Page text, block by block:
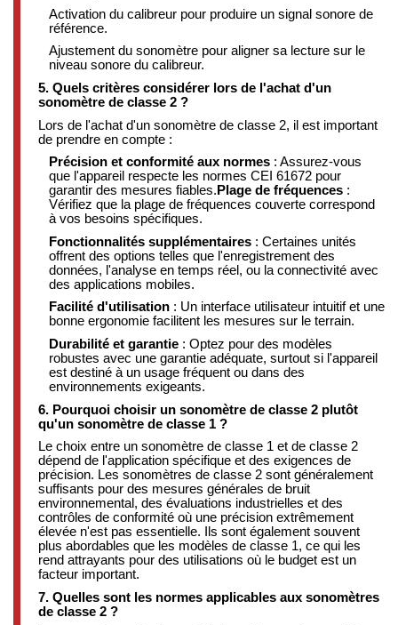
Activation du calibreur pour produire un signal sonore de
référence.
Ajustement du sonomètre pour aligner sa lecture sur le
niveau sonore du calibreur.
5. Quels critères considérer lors de l'achat d'un
sonomètre de classe 2 ?
Lors de l'achat d'un sonomètre de classe 2, il est important
de prendre en compte :
Précision et conformité aux normes: Assurez-vous
que l'appareil respecte les normes CEI 61672 pour
garantir des mesures fiables.Plage de fréquences:
Vérifiez que la plage de fréquences couverte correspond
à vos besoins spécifiques.
Fonctionnalités supplémentaires: Certaines unités
offrent des options telles que l'enregistrement des
données, l'analyse en temps réel, ou la connectivité avec
des applications mobiles.
Facilité d'utilisation: Un interface utilisateur intuitif et une
bonne ergonomie facilitent les mesures sur le terrain.
Durabilité et garantie: Optez pour des modèles
robustes avec une garantie adéquate, surtout si l'appareil
est destiné à un usage fréquent ou dans des
environnements exigeants.
6. Pourquoi choisir un sonomètre de classe 2 plutôt
qu'un sonomètre de classe 1 ?
Le choix entre un sonomètre de classe 1 et de classe 2
dépend de l'application spécifique et des exigences de
précision. Les sonomètres de classe 2 sont généralement
suffisants pour des mesures générales de bruit
environnemental, des évaluations industrielles et des
contrôles de conformité où une précision extrêmement
élevée n'est pas essentielle. Ils sont également souvent
plus abordables que les modèles de classe 1, ce qui les
rend attrayants pour des utilisations où le budget est un
facteur important.
7. Quelles sont les normes applicables aux sonomètres
de classe 2 ?